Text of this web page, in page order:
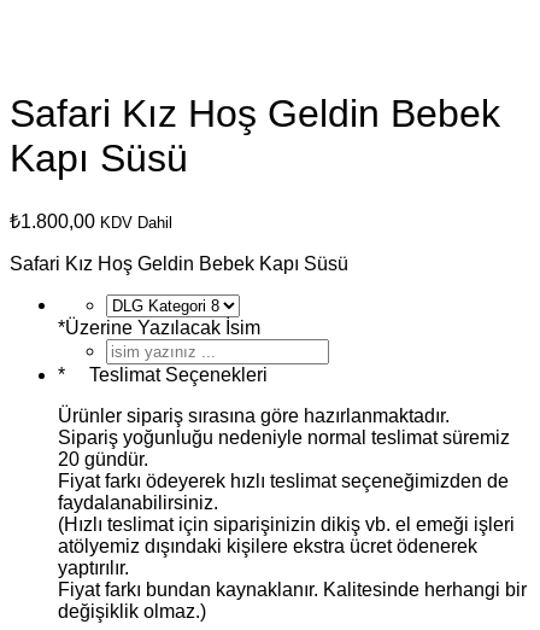
Safari Kız Hoş Geldin Bebek
Kapı Süsü
₺1.800,00 KDV Dahil
Safari Kız Hoş Geldin Bebek Kapı Süsü
*Üzerine Yazılacak İsim
*
Teslimat Seçenekleri
Ürünler sipariş sırasına göre hazırlanmaktadır.
Sipariş yoğunluğu nedeniyle normal teslimat süremiz
20 gündür.
Fiyat farkı ödeyerek hızlı teslimat seçeneğimizden de
faydalanabilirsiniz.
(Hızlı teslimat için siparişinizin dikiş vb. el emeği işleri
atölyemiz dışındaki kişilere ekstra ücret ödenerek
yaptırılır.
Fiyat farkı bundan kaynaklanır. Kalitesinde herhangi bir
değişiklik olmaz.)